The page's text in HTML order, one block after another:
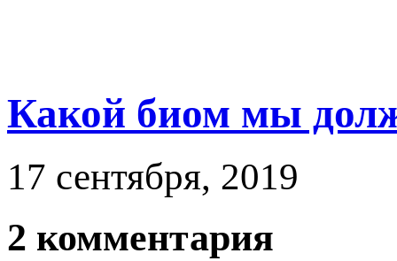
Какой биом мы
17 сентября, 2019
2 комментария